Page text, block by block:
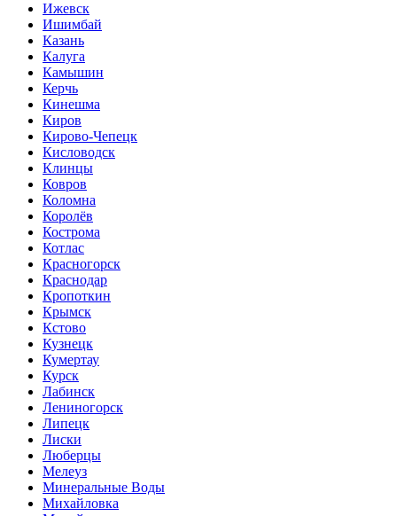
Ижевск
Ишимбай
Казань
Калуга
Камышин
Керчь
Кинешма
Киров
Кирово-Чепецк
Кисловодск
Клинцы
Ковров
Коломна
Королёв
Кострома
Котлас
Красногорск
Краснодар
Кропоткин
Крымск
Кстово
Кузнецк
Кумертау
Курск
Лабинск
Лениногорск
Липецк
Лиски
Люберцы
Мелеуз
Минеральные Воды
Михайловка